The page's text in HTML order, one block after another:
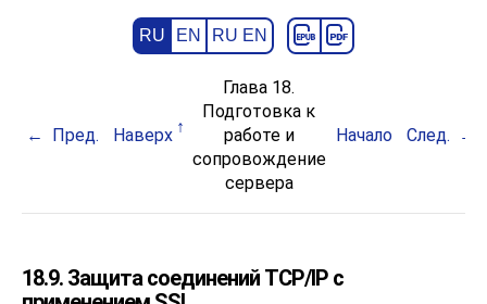
RU EN RU EN
Пред. Наверх
Глава 18.
Подготовка к
работе и
сопровождение
сервера
Начало След.
18.9. Защита соединений TCP/IP с